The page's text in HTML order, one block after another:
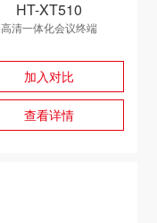
HT-XT510
高清一体化会议终端
加入对比
查看详情